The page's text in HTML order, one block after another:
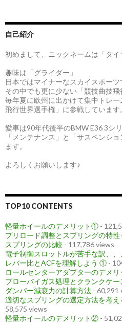
自己紹介
初めまして、ニックネームは「タ
趣味は「グライダー」
日本ではマイナーなスカイスポーツ
その中でも更に少ない「競技曲技飛
毎年夏に欧州に出かけて集中トレ
飛行世界選手権」に参戦しています
愛車は90年代後半のBMW E36 3シ
「メンテナンス」と「サスペンシ
ます。
よろしくお願いします♪
TOP10 CONTENTS
軽量ホイールのデメリット① -
プリロード調整とスプリングの特
スプリングの比較 - 117,786 views
電子制御スロットルが苦手な訳、、
レバー比とACFを理解しよう ① -
ロールセンターアダプターのデメリ
ブローバイガス処理とクランクケー
ダンパー減衰力の計算方法 - 60,291
適切なスプリングの選定方法を考
58,575 views
軽量ホイールのデメリット② -